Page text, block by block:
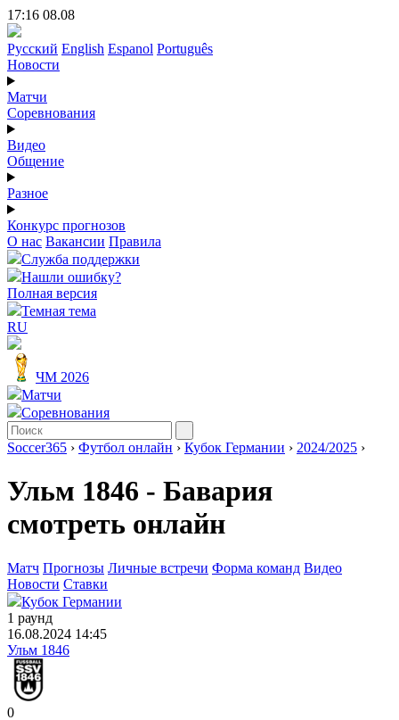
17:16 08.08
Русский English Espanol Português
Новости
Матчи
Соревнования
Видео
Общение
Разное
Конкурс прогнозов
О нас Вакансии Правила
Служба поддержки
Нашли ошибку?
Полная версия
Темная тема
RU
ЧМ 2026
Матчи
Соревнования
Soccer365 › Футбол онлайн › Кубок Германии › 2024/2025 ›
Ульм 1846 - Бавария
смотреть онлайн
Матч Прогнозы Личные встречи Форма команд Видео
Новости Ставки
Кубок Германии
1 раунд
16.08.2024 14:45
Ульм 1846
0